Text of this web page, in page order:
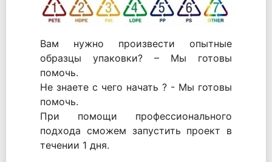
Вам нужно произвести опытные
образцы упаковки? – Мы готовы
помочь.
Не знаете с чего начать ? - Мы готовы
помочь.
При помощи профессионального
подхода сможем запустить проект в
течении 1 дня.